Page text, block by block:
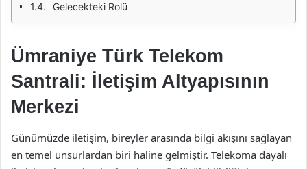
Gelecekteki Rolü
Ümraniye Türk Telekom
Santrali: İletişim Altyapısının
Merkezi
Günümüzde iletişim, bireyler arasında bilgi akışını sağlayan
en temel unsurlardan biri haline gelmiştir. Telekoma dayalı